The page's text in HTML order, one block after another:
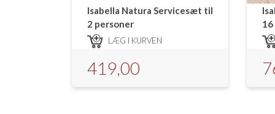
Isabella Natura Servicesæt til
2 personer
LÆG I KURVEN
419,00